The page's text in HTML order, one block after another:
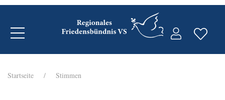
Startseite Stimmen